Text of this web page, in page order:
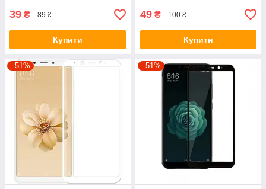
39 ₴ 89 ₴
Купити
49 ₴ 100 ₴
Купити
–51% –51%